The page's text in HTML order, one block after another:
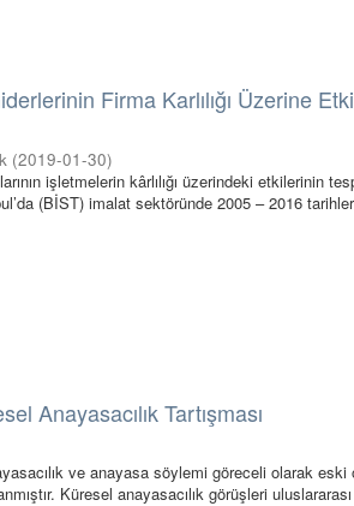
Firma Karlılığı Üzerine
(2019-01-30)
işletmelerin kârlılığı üzerindeki etkilerinin
(BİST) imalat sektöründe 2005 – 2016
Anayasacılık Tartışması
ve anayasa söylemi göreceli olarak eski
Küresel anayasacılık görüşleri